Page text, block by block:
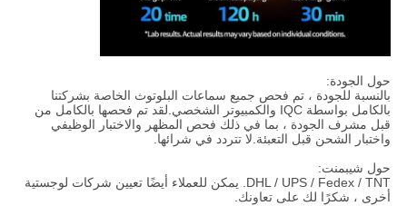
حول الجودة:
بالنسبة للجودة ، تم فحص جميع سماعات البلوتوث الخاصة بشركتنا
بالكامل بواسطة IQC والكمبيوتر الشخصي.لقد تم فحصها بالكامل من
قبل مشرف الجودة ، بما في ذلك فحص المظهر والاختبار الوظيفي
واختبار الشحن قبل التعبئة.لا تتردد في شرائها.
حول شيبمنت:
DHL / UPS / Fedex / TNT. يمكن للعملاء أيضًا تعيين شركات لوجستية
أخرى ، شكرًا لك على تعاونك.